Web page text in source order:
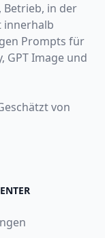
Betrieb, in der
innerhalb
Prompts für
GPT Image und
von